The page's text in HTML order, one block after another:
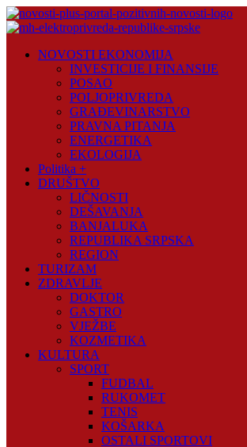
Skip
to
Plus
NOVOSTI EKONOMIJA
INVESTICIJE I FINANSIJE
POSAO
POLJOPRIVREDA
GRAĐEVINARSTVO
PRAVNA PITANJA
ENERGETIKA
EKOLOGIJA
Politika +
DRUŠTVO
LIČNOSTI
DEŠAVANJA
BANJALUKA
REPUBLIKA SRPSKA
REGION
TURIZAM
ZDRAVLJE
DOKTOR
GASTRO
VJEŽBE
KOZMETIKA
KULTURA
SPORT
FUDBAL
RUKOMET
TENIS
KOŠARKA
OSTALI SPORTOVI